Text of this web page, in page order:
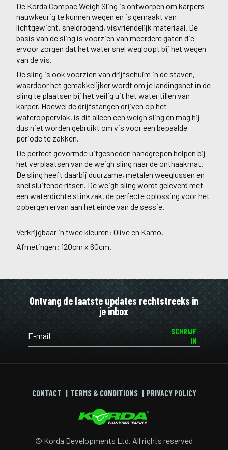
De Korda Compac Weigh Sling is ontworpen om karpers
nauwkeurig te kunnen wegen en is gemaakt van
lichtgewicht, sneldrogend, visvriendelijk materiaal. De
basis van de sling is voorzien van meerdere gaten die
ervoor zorgen dat het water snel wegloopt bij het wegen
van de vis.
De sling is ook voorzien van drijfschuim in de staven,
waardoor het gemakkelijker wordt om je landingsnet in de
sling te plaatsen bij het veilig uit het water tillen van
karper. Hoewel de drijfstangen drijven op het
wateroppervlak, is dit alleen een weigh sling en mag hij
dus niet worden gebruikt om vis voor een bepaalde
periode te zakken.
De perfect gevormde uitgesneden handgrepen helpen bij
het verplaatsen van de weigh sling naar de onthaakmat.
De sling heeft daarbij duurzame, metalen weeglussen en
snel sluitende ritsen. De weigh sling wordt geleverd met
een waterdichte stinkzak, de perfecte oplossing voor het
opbergen ervan aan het einde van de sessie.
Verkrijgbaar in twee kleuren: Olive en Kamo.
Afmetingen: 120cm x 60cm.
Ontvang de laatste updates rechtstreeks in
je inbox
SCHRIJF
IN
© Korda Developments Ltd. All rights reserved
CONTACT TERMS & CONDITIONS PRIVACY POLICY